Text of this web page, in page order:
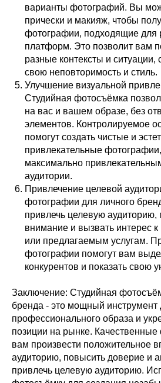
варианты фотографий. Вы
прически и макияж, чтобы
фотографии, подходящие для
платформ. Это позволит вам
разные контексты и ситуации,
свою неповторимость и стиль.
Улучшение визуальной
Студийная фотосъёмка
на вас и вашем образе, без
элементов. Контролируемое
помогут создать чистые и
привлекательные
максимально
аудитории.
Привлечение целевой
фотографии для личного
привлечь целевую аудиторию,
внимание и вызвать интерес
или предлагаемым услугам.
фотографии помогут вам
конкурентов и показать свою
Заключение: Студийная
бренда - это мощный инструмент
профессионального образа и
позиции на рынке.
вам произвести положительное
аудиторию, повысить доверие и
привлечь целевую аудиторию.